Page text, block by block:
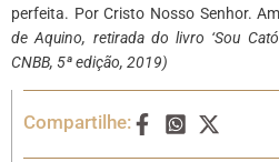
perfeita. Por Cristo Nosso Senhor.
de Aquino, retirada do livro ‘Sou
CNBB, 5ª edição, 2019)
Compartilhe: